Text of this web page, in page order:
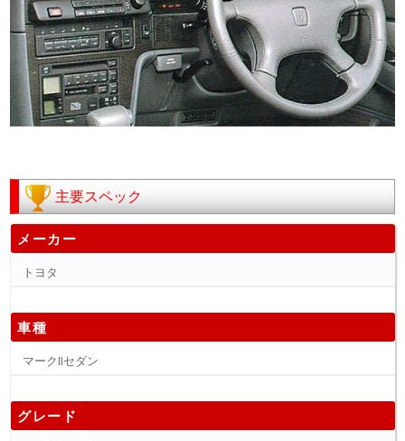
主要スペック
メーカー
トヨタ
車種
マークIIセダン
グレード